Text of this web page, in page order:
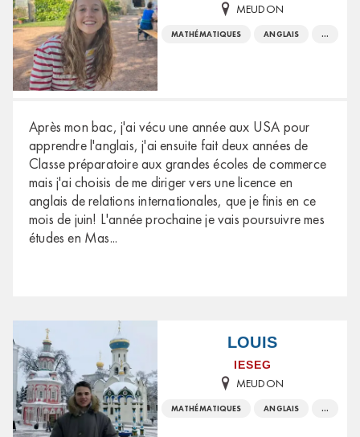
MEUDON
MATHÉMATIQUES ANGLAIS ...
Après mon bac, j'ai vécu une année aux USA pour
apprendre l'anglais, j'ai ensuite fait deux années de
Classe préparatoire aux grandes écoles de commerce
mais j'ai choisis de me diriger vers une licence en
anglais de relations internationales, que je finis en ce
mois de juin! L'année prochaine je vais poursuivre mes
études en Mas...
LOUIS
IESEG
MEUDON
MATHÉMATIQUES ANGLAIS ...